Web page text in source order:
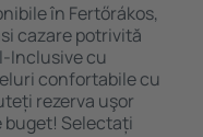
în Fertőrákos,
cazare potrivită
Inclusive cu
confortabile cu
rezerva uşor
buget! Selectați